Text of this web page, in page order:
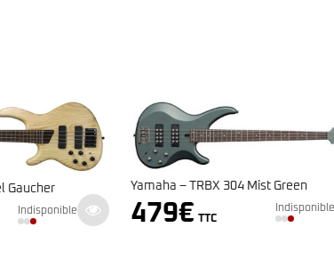
Green
Indisponible
génération